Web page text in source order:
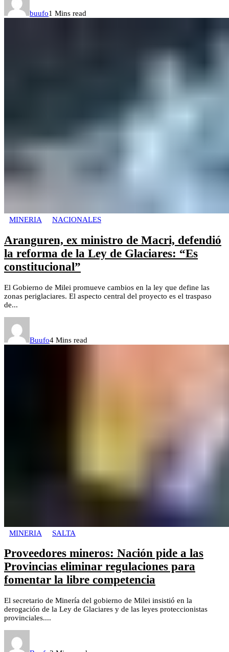
buufo1 Mins read
MINERIA NACIONALES
Aranguren, ex ministro de Macri, defendió
la reforma de la Ley de Glaciares: “Es
constitucional”
El Gobierno de Milei promueve cambios en la ley que define las
zonas periglaciares. El aspecto central del proyecto es el traspaso
de...
Buufo4 Mins read
MINERIA SALTA
Proveedores mineros: Nación pide a las
Provincias eliminar regulaciones para
fomentar la libre competencia
El secretario de Minería del gobierno de Milei insistió en la
derogación de la Ley de Glaciares y de las leyes proteccionistas
provinciales....